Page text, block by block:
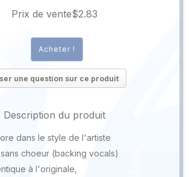
Prix ​​de vente$2.83
une question sur ce produit
Description du produit
dans le style de l'artiste
choeur (backing vocals)
à l'originale,